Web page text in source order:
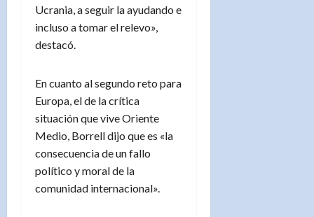
Ucrania, a seguir la ayudando e
incluso a tomar el relevo»,
destacó.
En cuanto al segundo reto para
Europa, el de la crítica
situación que vive Oriente
Medio, Borrell dijo que es «la
consecuencia de un fallo
político y moral de la
comunidad internacional».